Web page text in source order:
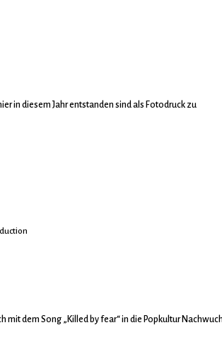
in diesem Jahr entstanden sind als Fotodruck zu
mit dem Song „Killed by fear“ in die Popkultur